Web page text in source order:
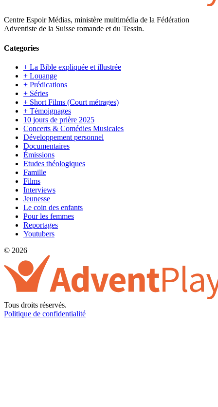
Centre Espoir Médias, ministère multimédia de la Fédération
Adventiste de la Suisse romande et du Tessin.
Categories
+ La Bible expliquée et illustrée
+ Louange
+ Prédications
+ Séries
+ Short Films (Court métrages)
+ Témoignages
10 jours de prière 2025
Concerts & Comédies Musicales
Développement personnel
Documentaires
Émissions
Etudes théologiques
Famille
Films
Interviews
Jeunesse
Le coin des enfants
Pour les femmes
Reportages
Youtubers
© 2026
Tous droits réservés.
Politique de confidentialité